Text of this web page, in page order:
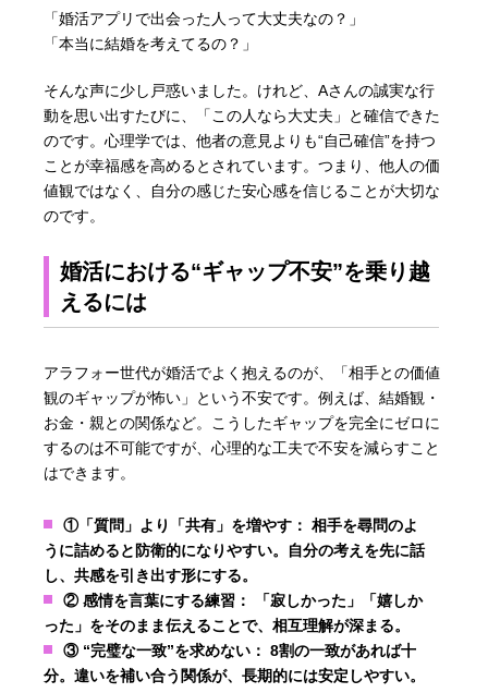
「婚活アプリで出会った人って大丈夫なの？」
「本当に結婚を考えてるの？」
そんな声に少し戸惑いました。けれど、Aさんの誠実な行
動を思い出すたびに、「この人なら大丈夫」と確信できた
のです。心理学では、他者の意見よりも“自己確信”を持つ
ことが幸福感を高めるとされています。つまり、他人の価
値観ではなく、自分の感じた安心感を信じることが大切な
のです。
婚活における“ギャップ不安”を乗り越
えるには
アラフォー世代が婚活でよく抱えるのが、「相手との価値
観のギャップが怖い」という不安です。例えば、結婚観・
お金・親との関係など。こうしたギャップを完全にゼロに
するのは不可能ですが、心理的な工夫で不安を減らすこと
はできます。
①「質問」より「共有」を増やす： 相手を尋問のよ
うに詰めると防衛的になりやすい。自分の考えを先に話
し、共感を引き出す形にする。
② 感情を言葉にする練習：
「寂しかった」「嬉しか
った」をそのまま伝えることで、相互理解が深まる。
③ “完璧な一致”を求めない： 8割の一致があれば十
分。違いを補い合う関係が、長期的には安定しやすい。